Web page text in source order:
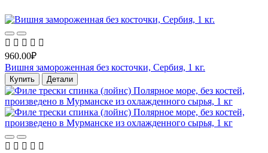
960.00₽
Вишня замороженная без косточки, Сербия, 1 кг.
Купить Детали